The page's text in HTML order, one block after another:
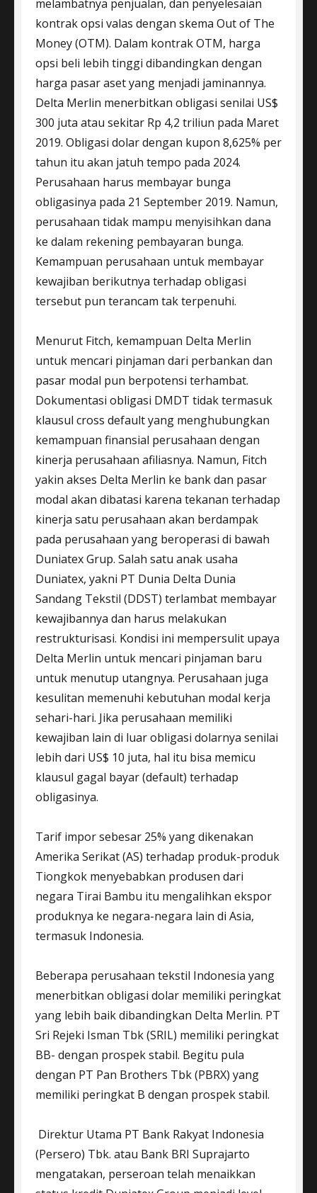
melambatnya penjualan, dan penyelesaian
kontrak opsi valas dengan skema Out of The
Money (OTM). Dalam kontrak OTM, harga
opsi beli lebih tinggi dibandingkan dengan
harga pasar aset yang menjadi jaminannya.
Delta Merlin menerbitkan obligasi senilai US$
300 juta atau sekitar Rp 4,2 triliun pada Maret
2019. Obligasi dolar dengan kupon 8,625% per
tahun itu akan jatuh tempo pada 2024.
Perusahaan harus membayar bunga
obligasinya pada 21 September 2019. Namun,
perusahaan tidak mampu menyisihkan dana
ke dalam rekening pembayaran bunga.
Kemampuan perusahaan untuk membayar
kewajiban berikutnya terhadap obligasi
tersebut pun terancam tak terpenuhi.
Menurut Fitch, kemampuan Delta Merlin
untuk mencari pinjaman dari perbankan dan
pasar modal pun berpotensi terhambat.
Dokumentasi obligasi DMDT tidak termasuk
klausul cross default yang menghubungkan
kemampuan finansial perusahaan dengan
kinerja perusahaan afiliasnya. Namun, Fitch
yakin akses Delta Merlin ke bank dan pasar
modal akan dibatasi karena tekanan terhadap
kinerja satu perusahaan akan berdampak
pada perusahaan yang beroperasi di bawah
Duniatex Grup. Salah satu anak usaha
Duniatex, yakni PT Dunia Delta Dunia
Sandang Tekstil (DDST) terlambat membayar
kewajibannya dan harus melakukan
restrukturisasi. Kondisi ini mempersulit upaya
Delta Merlin untuk mencari pinjaman baru
untuk menutup utangnya. Perusahaan juga
kesulitan memenuhi kebutuhan modal kerja
sehari-hari. Jika perusahaan memiliki
kewajiban lain di luar obligasi dolarnya senilai
lebih dari US$ 10 juta, hal itu bisa memicu
klausul gagal bayar (default) terhadap
obligasinya.
Tarif impor sebesar 25% yang dikenakan
Amerika Serikat (AS) terhadap produk-produk
Tiongkok menyebabkan produsen dari
negara Tirai Bambu itu mengalihkan ekspor
produknya ke negara-negara lain di Asia,
termasuk Indonesia.
Beberapa perusahaan tekstil Indonesia yang
menerbitkan obligasi dolar memiliki peringkat
yang lebih baik dibandingkan Delta Merlin. PT
Sri Rejeki Isman Tbk (SRIL) memiliki peringkat
BB- dengan prospek stabil. Begitu pula
dengan PT Pan Brothers Tbk (PBRX) yang
memiliki peringkat B dengan prospek stabil.
Direktur Utama PT Bank Rakyat Indonesia
(Persero) Tbk. atau Bank BRI Suprajarto
mengatakan, perseroan telah menaikkan